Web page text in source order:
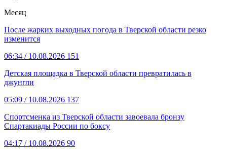
Месяц
После жарких выходных погода в Тверской области резко
изменится
06:34 / 10.08.2026 151
Детская площадка в Тверской области превратилась в
джунгли
05:09 / 10.08.2026 137
Спортсменка из Тверской области завоевала бронзу
Спартакиады России по боксу
04:17 / 10.08.2026 90